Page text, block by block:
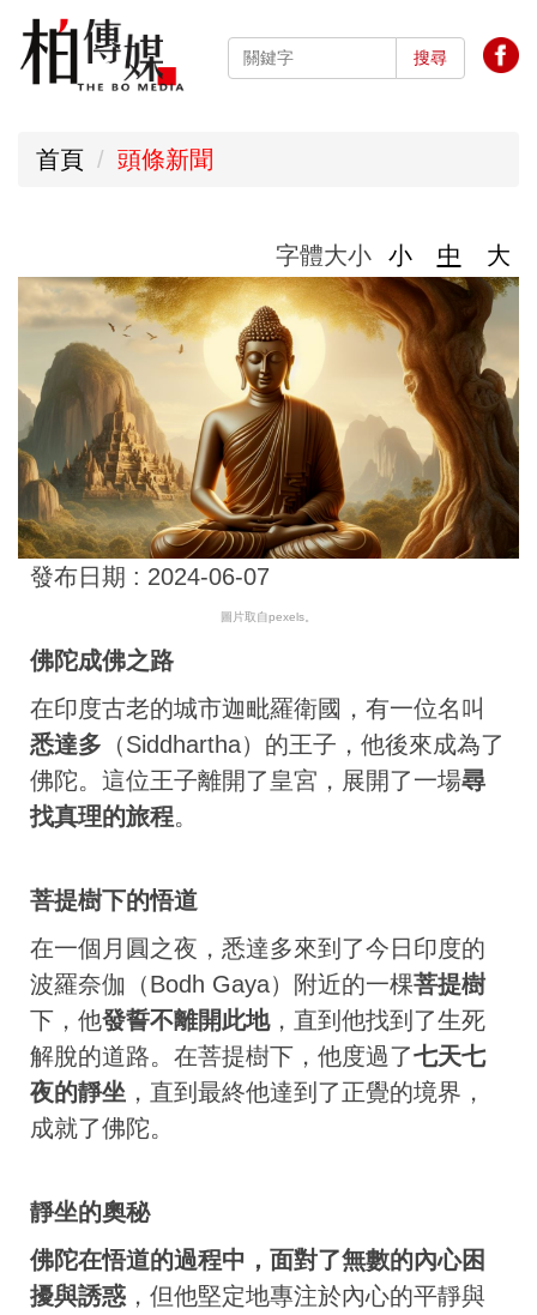
跳
到
搜尋
首頁 頭條新聞
字體大小 小 中 大
發布日期 : 2024-06-07
圖片取自pexels。
佛陀成佛之路
在印度古老的城市迦毗羅衛國，有一位名叫
悉達多 （Siddhartha）的王子，他後來成為了
佛陀。這位王子離開了皇宮，展開了一場尋
找真理的旅程。
菩提樹下的悟道
在一個月圓之夜，悉達多來到了今日印度的
波羅奈伽（Bodh Gaya）附近的一棵菩提樹
下，他發誓不離開此地，直到他找到了生死
解脫的道路。在菩提樹下，他度過了七天七
夜的靜坐 ，直到最終他達到了正覺的境界，
成就了佛陀。
靜坐的奧秘
佛陀在悟道的過程中，面對了無數的內心困
擾與誘惑 ，但他堅定地專注於內心的平靜與